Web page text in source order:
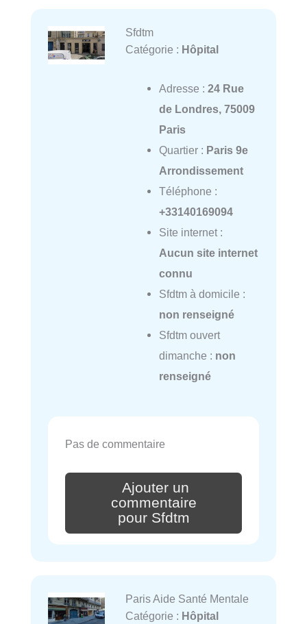
Sfdtm
Catégorie : Hôpital
Adresse : 24 Rue
de Londres, 75009
Paris
Quartier : Paris 9e
Arrondissement
Téléphone :
+33140169094
Site internet :
Aucun site internet
connu
Sfdtm à domicile :
non renseigné
Sfdtm ouvert
dimanche : non
renseigné
Pas de commentaire
Ajouter un
commentaire
pour Sfdtm
Paris Aide Santé Mentale
Catégorie : Hôpital